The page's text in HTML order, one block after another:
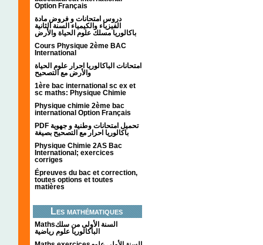
Option Français
دروس امتحانات و فروض مادة
الفيزياء والكيمياء السنة الثانية
باكالوريا مسلك علوم الحياة والأرض
Cours Physique 2ème BAC
International
امتحانات الباكالوريا احرار علوم الحياة
والأرض مع التصحيح
1ère bac international sc ex et
sc maths: Physique Chimie
Physique chimie 2ème bac
international Option Français
PDF تحميل امتحانات وطنية و جهوية
باكالوريا احرار مع التصحيح بصيغة
Physique Chimie 2AS Bac
International; exercices
corriges
Épreuves du bac et correction,
toutes options et toutes
matières
Les mathématiques
Mathsالسنة الأولى من سلك
الباكالوريا علوم رياضية